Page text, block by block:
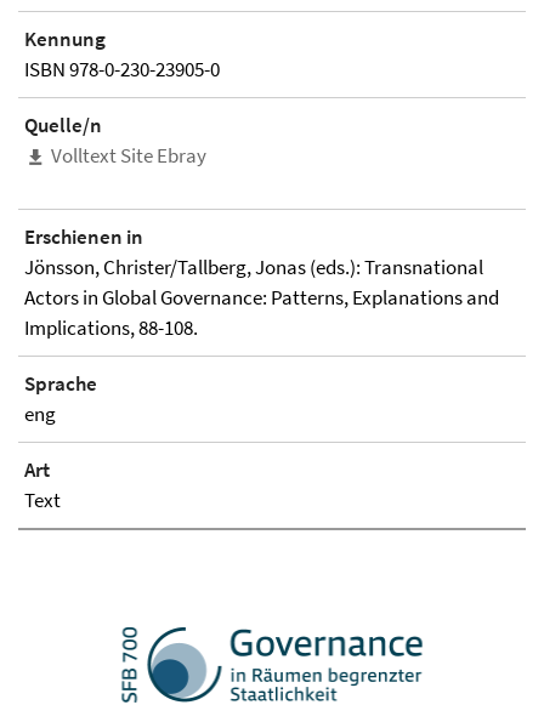
Kennung
ISBN 978-0-230-23905-0
Quelle/n
Volltext Site Ebray
Erschienen in
Jönsson, Christer/Tallberg, Jonas (eds.): Transnational
Actors in Global Governance: Patterns, Explanations and
Implications, 88-108.
Sprache
eng
Art
Text